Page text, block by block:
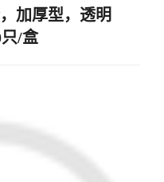
加厚型，透明
/盒